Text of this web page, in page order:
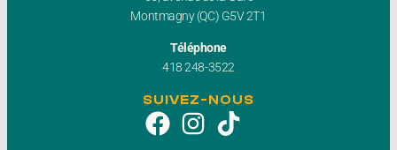
Montmagny (QC) G5V 2T1
Téléphone
418 248-3522
SUIVEZ-NOUS